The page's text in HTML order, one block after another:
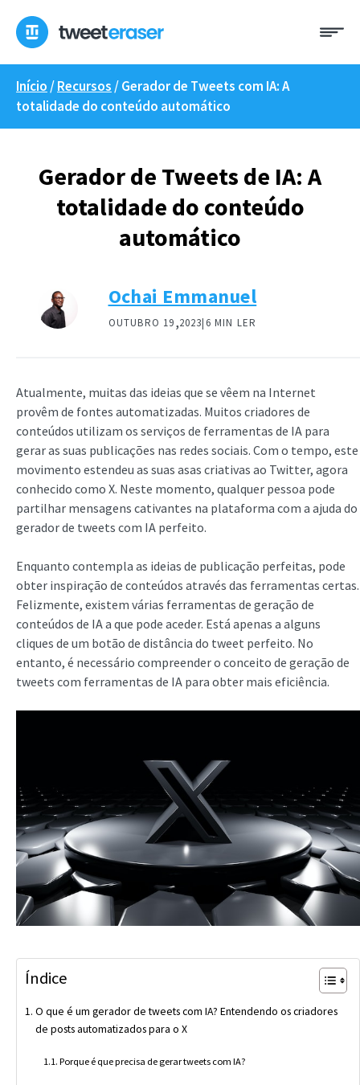
para
conteúdo
Início /Recursos /Gerador de Tweets com IA: A
totalidade do conteúdo automático
Gerador de Tweets de IA: A
totalidade do conteúdo
automático
Ochai Emmanuel
OUTUBRO 19,2023| 6 MIN LER
Atualmente, muitas das ideias que se vêem na Internet
provêm de fontes automatizadas. Muitos criadores de
conteúdos utilizam os serviços de ferramentas de IA para
gerar as suas publicações nas redes sociais. Com o tempo, este
movimento estendeu as suas asas criativas ao Twitter, agora
conhecido como X. Neste momento, qualquer pessoa pode
partilhar mensagens cativantes na plataforma com a ajuda do
gerador de tweets com IA perfeito.
Enquanto contempla as ideias de publicação perfeitas, pode
obter inspiração de conteúdos através das ferramentas certas.
Felizmente, existem várias ferramentas de geração de
conteúdos de IA a que pode aceder. Está apenas a alguns
cliques de um botão de distância do tweet perfeito. No
entanto, é necessário compreender o conceito de geração de
tweets com ferramentas de IA para obter mais eficiência.
Índice
O que é um gerador de tweets com IA? Entendendo os criadores
de posts automatizados para o X
Porque é que precisa de gerar tweets com IA?